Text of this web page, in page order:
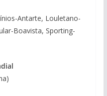
Antarte, Louletano-
Boavista, Sporting-